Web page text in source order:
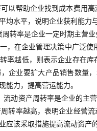
以帮助企业找到成本费用
均水平，说明企业获利能力
周转率是企业一定时期主营
，在企业管理决策中广泛
率越低，则表示企业存在
企业要扩大产品销售数量
能力，提高营运能力。
流动资产周转率是企业的主
转率越高，表明企业经营
应该采取措施提高流动资